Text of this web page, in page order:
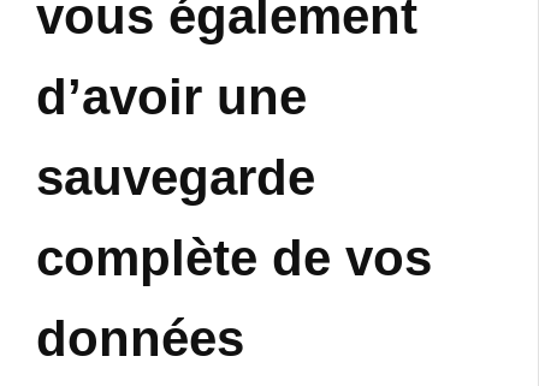
vous également
d’avoir une
sauvegarde
complète de vos
données